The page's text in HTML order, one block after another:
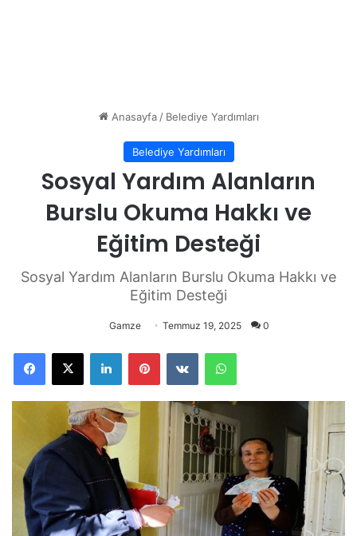
Anasayfa / Belediye Yardımları
Belediye Yardımları
Sosyal Yardım Alanların
Burslu Okuma Hakkı ve
Eğitim Desteği
Sosyal Yardım Alanların Burslu Okuma Hakkı ve
Eğitim Desteği
Gamze Temmuz 19, 2025 0